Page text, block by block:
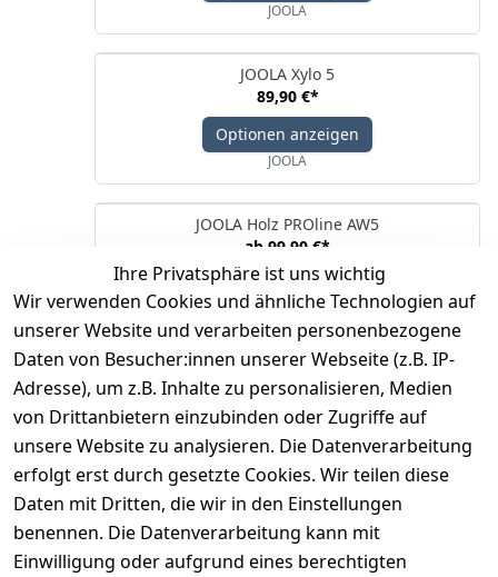
JOOLA
JOOLA Xylo 5
89,90 €*
Optionen anzeigen
JOOLA
JOOLA Holz PROline AW5
ab 99,90 €*
Optionen anzeigen
JOOLA
*inkl. ges. MwStzzgl. Versandkosten
1
Ihre Privatsphäre ist uns wichtig
Wir verwenden Cookies und ähnliche Technologien auf
unserer Website und verarbeiten personenbezogene
Daten von Besucher:innen unserer Webseite (z.B. IP-
Adresse), um z.B. Inhalte zu personalisieren, Medien
von Drittanbietern einzubinden oder Zugriffe auf
unsere Website zu analysieren. Die Datenverarbeitung
erfolgt erst durch gesetzte Cookies. Wir teilen diese
Daten mit Dritten, die wir in den Einstellungen
benennen. Die Datenverarbeitung kann mit
Einwilligung oder aufgrund eines berechtigten